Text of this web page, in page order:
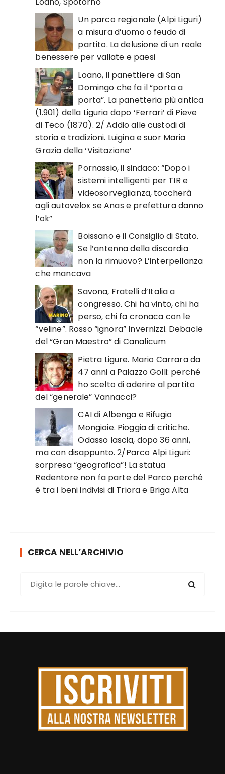
Un parco regionale (Alpi Liguri)
a misura d’uomo o feudo di
partito. La delusione di un reale
benessere per vallate e paesi
Loano, il panettiere di San
Domingo che fa il “porta a
porta”. La panetteria più antica
(1.901) della Liguria dopo ‘Ferrari’ di Pieve
di Teco (1870). 2/ Addio alle custodi di
storia e tradizioni. Luigina e suor Maria
Grazia della ‘Visitazione’
Pornassio, il sindaco: “Dopo i
sistemi intelligenti per TIR e
videosorveglianza, toccherà
agli autovelox se Anas e prefettura danno
l’ok”
Boissano e il Consiglio di Stato.
Se l’antenna della discordia
non la rimuovo? L’interpellanza
che mancava
Savona, Fratelli d’Italia a
congresso. Chi ha vinto, chi ha
perso, chi fa cronaca con le
“veline”. Rosso “ignora” Invernizzi. Debacle
del “Gran Maestro” di Canalicum
Pietra Ligure. Mario Carrara da
47 anni a Palazzo Golli: perché
ho scelto di aderire al partito
del “generale” Vannacci?
CAI di Albenga e Rifugio
Mongioie. Pioggia di critiche.
Odasso lascia, dopo 36 anni,
ma con disappunto. 2/Parco Alpi Liguri:
sorpresa “geografica”! La statua
Redentore non fa parte del Parco perché
è tra i beni indivisi di Triora e Briga Alta
CERCA NELL’ARCHIVIO